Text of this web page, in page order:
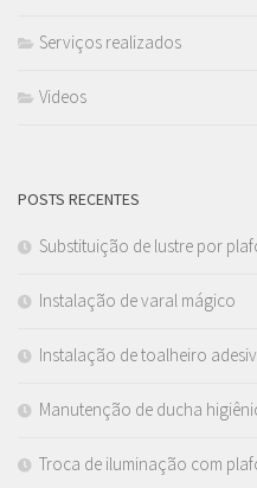
Serviços realizados
Videos
POSTS RECENTES
Substituição de lustre por
Instalação de varal mágico
Instalação de toalheiro
Manutenção de ducha
Troca de iluminação com